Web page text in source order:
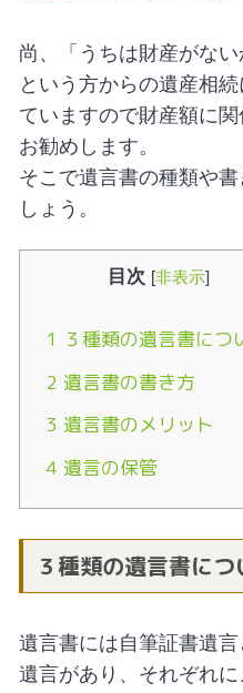
尚、「うちは財産がない
という方からの遺産相
ていますので財産額に
お勧めします。
そこで遺言書の種類や
しょう。
目次 [非表示]
1 ３種類の遺言書につ
2 遺言書の書き方
3 遺言書のメリット
4 遺言の保管
３種類の遺言書につ
遺言書には自筆証書遺
遺言があり、それぞれ